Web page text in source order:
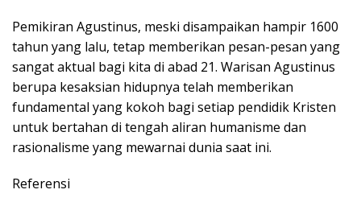
Pemikiran Agustinus, meski disampaikan hampir 1600
tahun yang lalu, tetap memberikan pesan-pesan yang
sangat aktual bagi kita di abad 21. Warisan Agustinus
berupa kesaksian hidupnya telah memberikan
fundamental yang kokoh bagi setiap pendidik Kristen
untuk bertahan di tengah aliran humanisme dan
rasionalisme yang mewarnai dunia saat ini.
Referensi